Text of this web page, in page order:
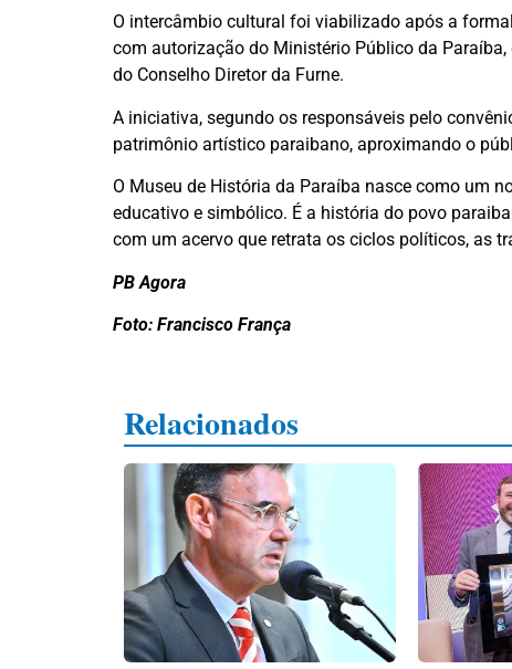
O intercâmbio cultural foi viabilizado após a
com autorização do Ministério Público da
do Conselho Diretor da Furne.
A iniciativa, segundo os responsáveis pelo
patrimônio artístico paraibano, aproximando o
O Museu de História da Paraíba nasce como um
educativo e simbólico. É a história do povo
com um acervo que retrata os ciclos políticos, as
PB Agora
Foto: Francisco França
Relacionados